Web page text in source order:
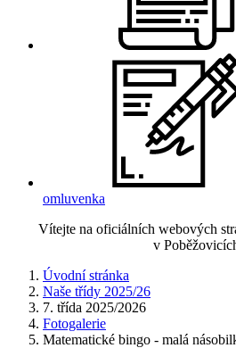
omluvenka
Vítejte na oficiálních webových
v
Úvodní stránka
Naše třídy 2025/26
7. třída 2025/2026
Fotogalerie
Matematické bingo - malá